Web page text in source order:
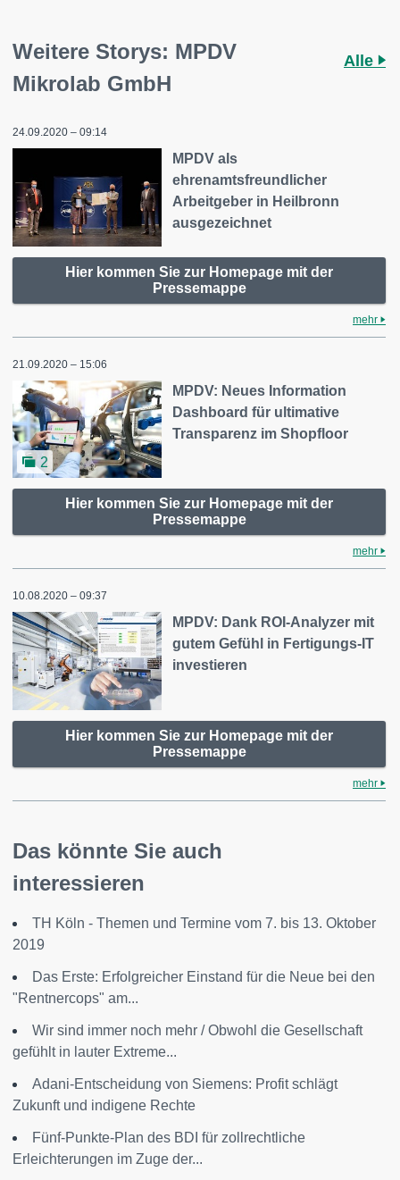
Weitere Storys: MPDV
Mikrolab GmbH
Alle
24.09.2020 – 09:14
MPDV als
ehrenamtsfreundlicher
Arbeitgeber in Heilbronn
ausgezeichnet
Hier kommen Sie zur Homepage mit der
Pressemappe
mehr
21.09.2020 – 15:06
2
MPDV: Neues Information
Dashboard für ultimative
Transparenz im Shopfloor
Hier kommen Sie zur Homepage mit der
Pressemappe
mehr
10.08.2020 – 09:37
MPDV: Dank ROI-Analyzer mit
gutem Gefühl in Fertigungs-IT
investieren
Hier kommen Sie zur Homepage mit der
Pressemappe
mehr
Das könnte Sie auch
interessieren
TH Köln - Themen und Termine vom 7. bis 13. Oktober
2019
Das Erste: Erfolgreicher Einstand für die Neue bei den
"Rentnercops" am...
Wir sind immer noch mehr / Obwohl die Gesellschaft
gefühlt in lauter Extreme...
Adani-Entscheidung von Siemens: Profit schlägt
Zukunft und indigene Rechte
Fünf-Punkte-Plan des BDI für zollrechtliche
Erleichterungen im Zuge der...